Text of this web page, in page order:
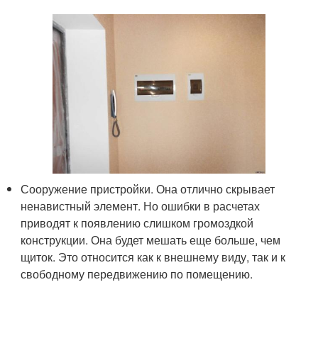
Сооружение пристройки. Она отлично скрывает
ненавистный элемент. Но ошибки в расчетах
приводят к появлению слишком громоздкой
конструкции. Она будет мешать еще больше, чем
щиток. Это относится как к внешнему виду, так и к
свободному передвижению по помещению.